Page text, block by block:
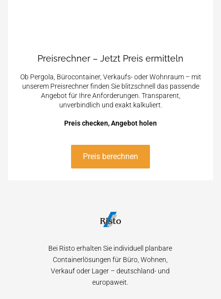
Preisrechner – Jetzt Preis ermitteln
Ob Pergola, Bürocontainer, Verkaufs- oder Wohnraum – mit
unserem Preisrechner finden Sie blitzschnell das passende
Angebot für Ihre Anforderungen. Transparent,
unverbindlich und exakt kalkuliert.
Preis checken, Angebot holen
Preis berechnen
Bei Risto erhalten Sie individuell planbare
Containerlösungen für Büro, Wohnen,
Verkauf oder Lager – deutschland- und
europaweit.